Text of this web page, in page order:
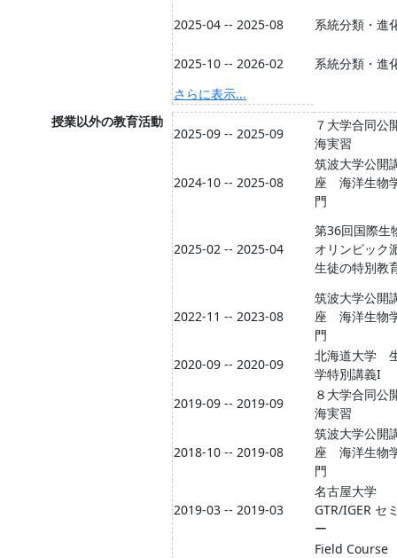
2025-04 -- 2025-08 系統分類・進
2025-10 -- 2026-02
系統分類・進
さらに表示...
授業以外の教育活動
2025-09 -- 2025-09
７大学合同公
海実習
2024-10 -- 2025-08
筑波大学公開
座 海洋生物
門
2025-02 -- 2025-04
第36回国際生
オリンピック
生徒の特別教
2022-11 -- 2023-08
筑波大学公開
座 海洋生物
門
2020-09 -- 2020-09
北海道大学
学特別講義I
2019-09 -- 2019-09
８大学合同公
海実習
2018-10 -- 2019-08
筑波大学公開
座 海洋生物
門
2019-03 -- 2019-03
名古屋大学
GTR/IGER セ
ー
Field Course